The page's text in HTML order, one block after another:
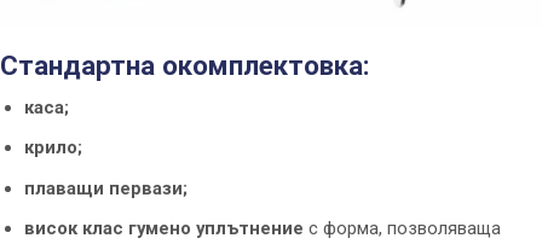
Стандартна окомплектовка:
каса;
крило;
плаващи первази;
висок клас гумено уплътнение с форма, позволяваща